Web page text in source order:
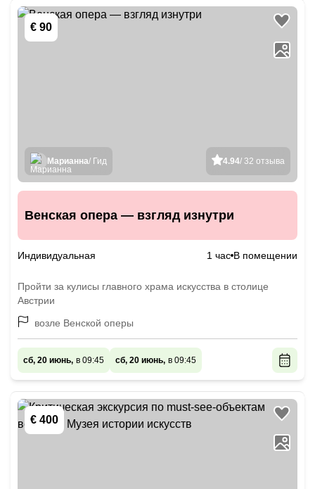
€ 90
4.94/ 32 отзыва
Марианна/ Гид
Венская опера — взгляд изнутри
Индивидуальная 1 час В помещении
Пройти за кулисы главного храма искусства в столице
Австрии
возле Венской оперы
сб, 20 июнь, в 09:45 сб, 20 июнь, в 09:45
€ 400